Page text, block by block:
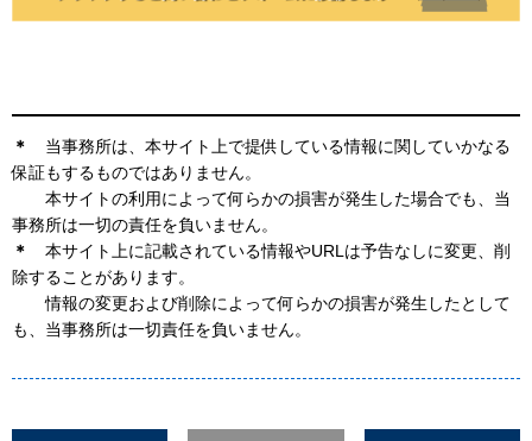
＊
当事務所は、本サイト上で提供している情報に関していかなる
保証もするものではありません。
本サイトの利用によって何らかの損害が発生した場合でも、当
事務所は一切の責任を負いません。
＊
本サイト上に記載されている情報やURLは予告なしに変更、削
除することがあります。
情報の変更および削除によって何らかの損害が発生したとして
も、当事務所は一切責任を負いません。